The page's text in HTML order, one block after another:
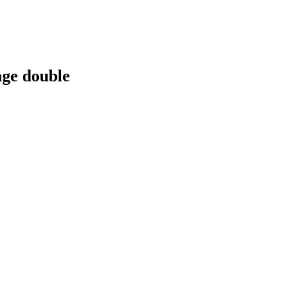
double